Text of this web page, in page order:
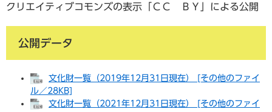
クリエイティブコモンズの表示「ＣＣ ＢＹ」による公開
公開データ
文化財一覧（2019年12月31日現在） [その他のファイ
ル／28KB]
文化財一覧（2021年12月31日現在） [その他のファイ